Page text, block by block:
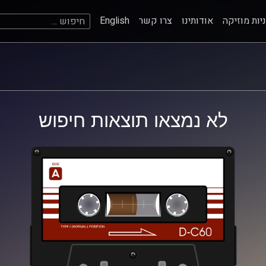
מוזיקה אודותינו צרו קשר English חיפוש:
לא נמצאו תוצאות חיפוש